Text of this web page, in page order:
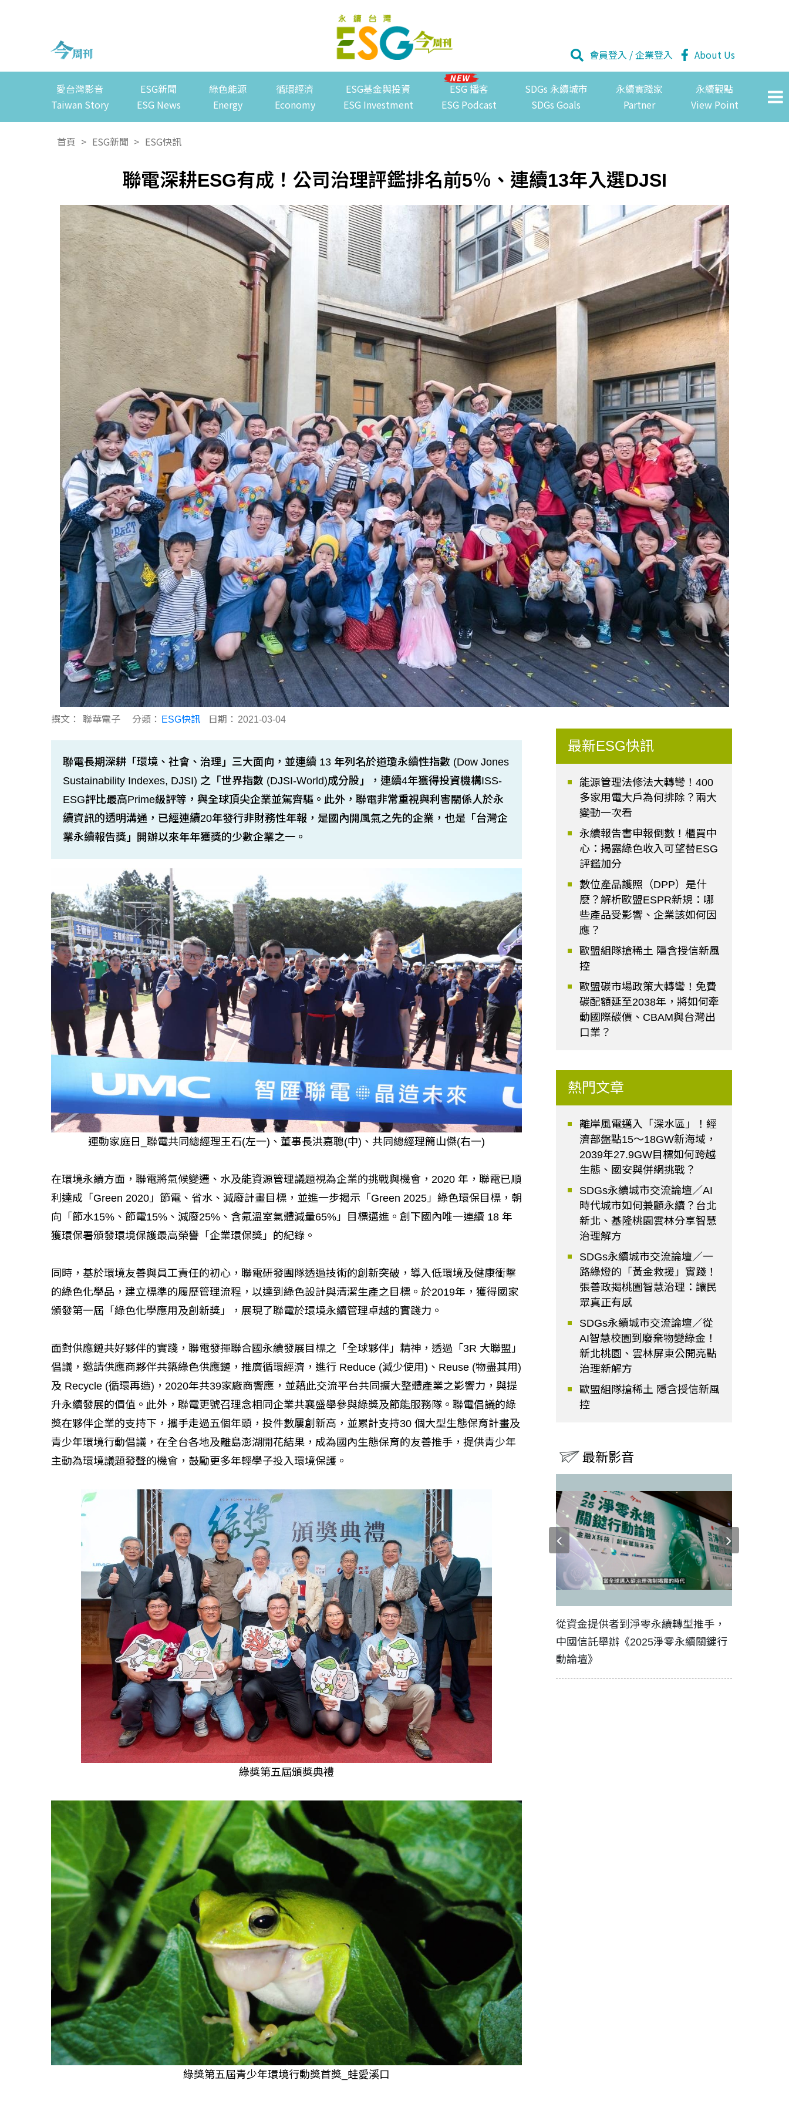
會員登入 /企業登入 About Us
愛台灣影音
Taiwan Story
ESG新聞
ESG News
綠色能源
Energy
循環經濟
Economy
ESG基金與投資
ESG Investment
ESG 播客
ESG Podcast
SDGs 永續城市
SDGs Goals
永續實踐家
Partner
永續觀點
View Point
首頁 > ESG新聞 > ESG快訊
聯電深耕ESG有成！公司治理評鑑排名前5％、連續13年入選DJSI
撰文： 聯華電子 分類： ESG快訊 日期： 2021-03-04
聯電長期深耕「環境、社會、治理」三大面向，並連續 13 年列名於道瓊永續性指數 (Dow Jones
Sustainability Indexes, DJSI) 之「世界指數 (DJSI-World)成分股」，連續4年獲得投資機構ISS-
ESG評比最高Prime級評等，與全球頂尖企業並駕齊驅。此外，聯電非常重視與利害關係人於永
續資訊的透明溝通，已經連續20年發行非財務性年報，是國內開風氣之先的企業，也是「台灣企
業永續報告獎」開辦以來年年獲獎的少數企業之一。
運動家庭日_聯電共同總經理王石(左一)、董事長洪嘉聰(中)、共同總經理簡山傑(右一)
在環境永續方面，聯電將氣候變遷、水及能資源管理議題視為企業的挑戰與機會，2020 年，聯電已順
利達成「Green 2020」節電、省水、減廢計畫目標，並進一步揭示「Green 2025」綠色環保目標，朝
向「節水15%、節電15%、減廢25%、含氟溫室氣體減量65%」目標邁進。創下國內唯一連續 18 年
獲環保署頒發環境保護最高榮譽「企業環保獎」的紀錄。
同時，基於環境友善與員工責任的初心，聯電研發團隊透過技術的創新突破，導入低環境及健康衝擊
的綠色化學品，建立標準的履歷管理流程，以達到綠色設計與清潔生產之目標。於2019年，獲得國家
頒發第一屆「綠色化學應用及創新獎」，展現了聯電於環境永續管理卓越的實踐力。
面對供應鏈共好夥伴的實踐，聯電發揮聯合國永續發展目標之「全球夥伴」精神，透過「3R 大聯盟」
倡議，邀請供應商夥伴共築綠色供應鏈，推廣循環經濟，進行 Reduce (減少使用)、Reuse (物盡其用)
及 Recycle (循環再造)，2020年共39家廠商響應，並藉此交流平台共同擴大整體產業之影響力，與提
升永續發展的價值。此外，聯電更號召理念相同企業共襄盛舉參與綠獎及節能服務隊。聯電倡議的綠
獎在夥伴企業的支持下，攜手走過五個年頭，投件數屢創新高，並累計支持30 個大型生態保育計畫及
青少年環境行動倡議，在全台各地及離島澎湖開花結果，成為國內生態保育的友善推手，提供青少年
主動為環境議題發聲的機會，鼓勵更多年輕學子投入環境保護。
綠獎第五屆頒獎典禮
綠獎第五屆青少年環境行動獎首獎_蛙愛溪口
最新ESG快訊
能源管理法修法大轉彎！400
多家用電大戶為何排除？兩大
變動一次看
永續報告書申報倒數！櫃買中
心：揭露綠色收入可望替ESG
評鑑加分
數位產品護照（DPP）是什
麼？解析歐盟ESPR新規：哪
些產品受影響、企業該如何因
應？
歐盟組隊搶稀土 隱含授信新風
控
歐盟碳市場政策大轉彎！免費
碳配額延至2038年，將如何牽
動國際碳價、CBAM與台灣出
口業？
熱門文章
離岸風電邁入「深水區」！經
濟部盤點15～18GW新海域，
2039年27.9GW目標如何跨越
生態、國安與併網挑戰？
SDGs永續城市交流論壇／AI
時代城市如何兼顧永續？台北
新北、基隆桃園雲林分享智慧
治理解方
SDGs永續城市交流論壇／一
路綠燈的「黃金救援」實踐！
張善政揭桃園智慧治理：讓民
眾真正有感
SDGs永續城市交流論壇／從
AI智慧校園到廢棄物變綠金！
新北桃園、雲林屏東公開亮點
治理新解方
歐盟組隊搶稀土 隱含授信新風
控
最新影音
如何守護每個生命的轉折點？ 醫務社
工改變病患命運的真實故事
【故事精華】從黑暗到光明 見證醫務
社工如何改變生命的故事
從資金提供者到淨零永續轉型推手，
中國信託舉辦《2025淨零永續關鍵行
動論壇》